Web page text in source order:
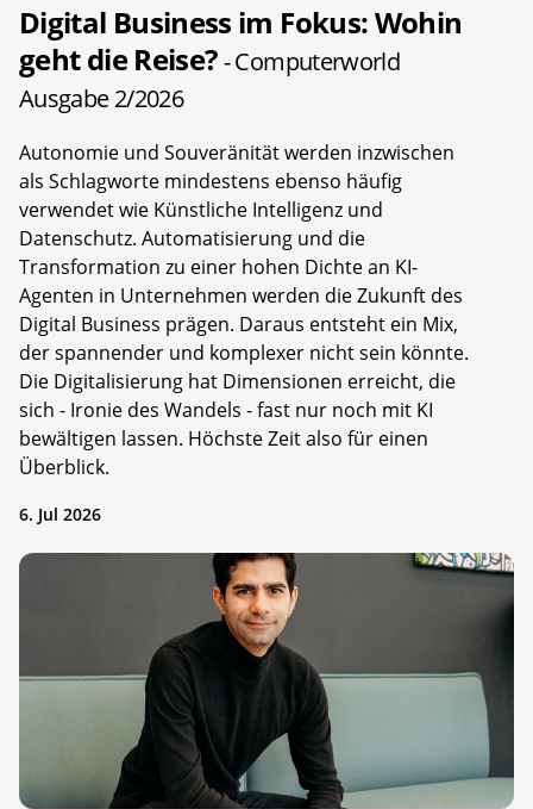
Digital Business im Fokus: Wohin
geht die Reise?- Computerworld
Ausgabe 2/2026
Autonomie und Souveränität werden inzwischen
als Schlagworte mindestens ebenso häufig
verwendet wie Künstliche Intelligenz und
Datenschutz. Automatisierung und die
Transformation zu einer hohen Dichte an KI-
Agenten in Unternehmen werden die Zukunft des
Digital Business prägen. Daraus entsteht ein Mix,
der spannender und komplexer nicht sein könnte.
Die Digitalisierung hat Dimensionen erreicht, die
sich - Ironie des Wandels - fast nur noch mit KI
bewältigen lassen. Höchste Zeit also für einen
Überblick.
6. Jul 2026